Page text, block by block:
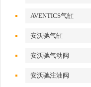
AVENTICS气缸
安沃驰气缸
安沃驰气动阀
安沃驰注油阀